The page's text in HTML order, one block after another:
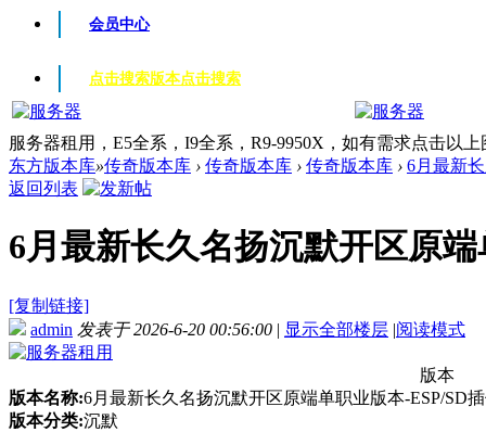
会员中心
点击搜索版本点击搜索
服务器租用，E5全系，I9全系，R9-9950X，如有需求点击以
东方版本库»传奇版本库 › 传奇版本库 › 传奇版本库 › 6月最新
返回列表
6月最新长久名扬沉默开区原
[复制链接]
admin 发表于 2026-6-20 00:56:00 | 显示全部楼层 |阅读模式
版本
版本名称:6月最新长久名扬沉默开区原端单职业版本-ESP/SD
版本分类:沉默